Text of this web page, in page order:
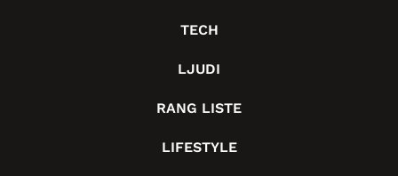
TECH
LJUDI
RANG LISTE
LIFESTYLE